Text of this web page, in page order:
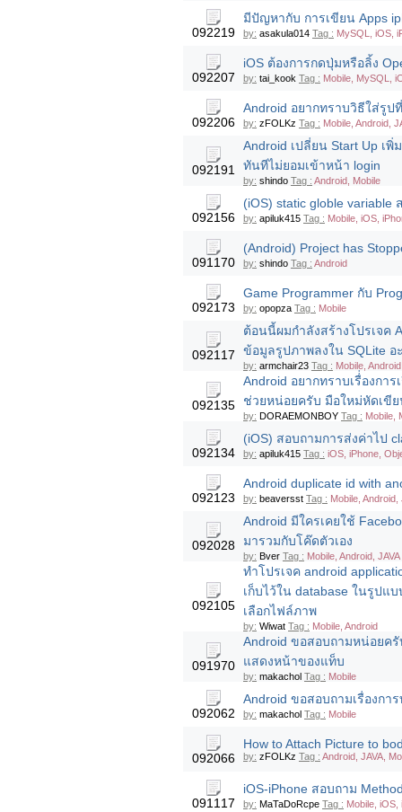
092219
มีปัญหากับ การเขียน Apps
by: asakula014 Tag : MySQL, iOS,
092207
iOS ต้องการกดปุ่มหรือลิ้ง
by: tai_kook Tag : Mobile, MySQL,
092206
Android อยากทราบวิธีใส่รู
by: zFOLKz Tag : Mobile, Android,
092191
Android เปลี่ยน Start Up เ
ทันทีไม่ยอมเข้าหน้า login
by: shindo Tag : Android, Mobile
092156
(iOS) static globle
by: apiluk415 Tag : Mobile, iOS,
091170
(Android) Project has
by: shindo Tag : Android
092173
Game Programmer กับ
by: opopza Tag : Mobile
092117
ต้อนนี้ผมกำลังสร้างโปรเจค
ข้อมูลรูปภาพลงใน SQLite อ
by: armchair23 Tag : Mobile, Android
092135
Android อยากทราบเรื่่องกา
ช่วยหน่อยครับ มือใหม่หัดเขีย
by: DORAEMONBOY Tag : Mobile,
092134
(iOS) สอบถามการส่งค่าไป
by: apiluk415 Tag : iOS, iPhone,
092123
Android duplicate id with
by: beaversst Tag : Mobile, Android,
092028
Android มีใครเคยใช้
มารวมกับโค๊ดตัวเอง
by: Bver Tag : Mobile, Android, JAVA
092105
ทำโปรเจค android
เก็บไว้ใน database ในรูปแ
เลือกไฟล์ภาพ
by: Wiwat Tag : Mobile, Android
091970
Android ขอสอบถามหน่อยครั
แสดงหน้าของแท็บ
by: makachol Tag : Mobile
092062
Android ขอสอบถามเรื่องก
by: makachol Tag : Mobile
092066
How to Attach Picture to
by: zFOLKz Tag : Android, JAVA,
091117
iOS-iPhone สอบถาม
by: MaTaDoRcpe Tag : Mobile,